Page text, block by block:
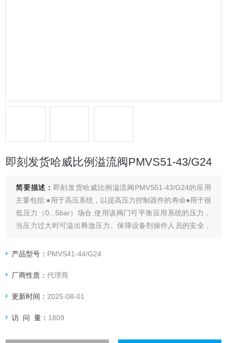
即刻发货哈威比例溢流阀PMVS51-43/G24
简要描述： 即刻发货哈威比例溢流阀PMVS51-43/G24的应用
主要包括:●用于高压系统，以提高压力控制器件的寿命●用于很
低压力（0...5bar）场合,使用该阀门可平衡应用系统的压力，
当压力过大时可溢出释放压力。保障设备剂操作人员的安全，
产品型号： PMVS41-44/G24
厂商性质：代理商
更新时间： 2025-08-01
访 问 量： 1809